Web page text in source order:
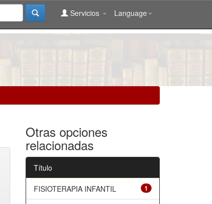
Language
Servicios
Otras opciones
relacionadas
Título
1
FISIOTERAPIA INFANTIL